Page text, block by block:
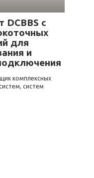
DCBBS с
для
и
комплексных
систем